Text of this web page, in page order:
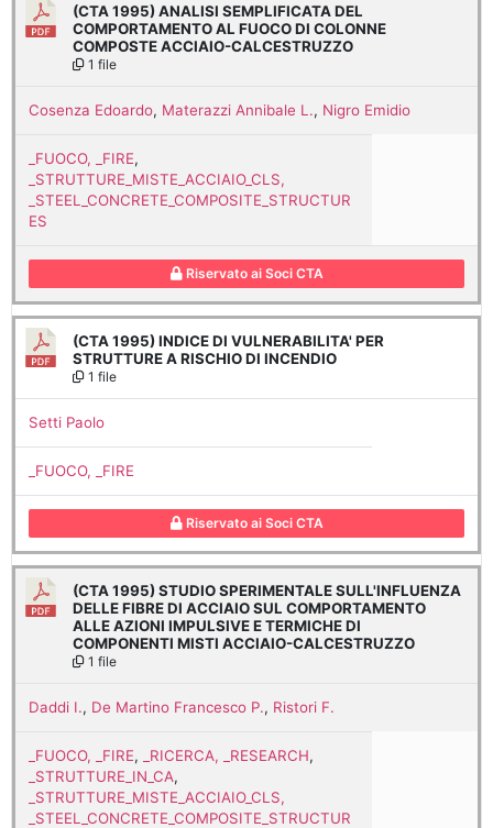
(CTA 1995) ANALISI SEMPLIFICATA DEL
COMPORTAMENTO AL FUOCO DI COLONNE
COMPOSTE ACCIAIO-CALCESTRUZZO
1 file
Cosenza Edoardo, Materazzi Annibale L., Nigro Emidio
_FUOCO, _FIRE,
_STRUTTURE_MISTE_ACCIAIO_CLS,
_STEEL_CONCRETE_COMPOSITE_STRUCTUR
ES
Riservato ai Soci CTA
(CTA 1995) INDICE DI VULNERABILITA' PER
STRUTTURE A RISCHIO DI INCENDIO
1 file
Setti Paolo
_FUOCO, _FIRE
Riservato ai Soci CTA
(CTA 1995) STUDIO SPERIMENTALE SULL'INFLUENZA
DELLE FIBRE DI ACCIAIO SUL COMPORTAMENTO
ALLE AZIONI IMPULSIVE E TERMICHE DI
COMPONENTI MISTI ACCIAIO-CALCESTRUZZO
1 file
Daddi I., De Martino Francesco P., Ristori F.
_FUOCO, _FIRE, _RICERCA, _RESEARCH,
_STRUTTURE_IN_CA,
_STRUTTURE_MISTE_ACCIAIO_CLS,
_STEEL_CONCRETE_COMPOSITE_STRUCTUR